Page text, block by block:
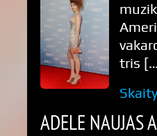
tris
ADELE NAUJAS